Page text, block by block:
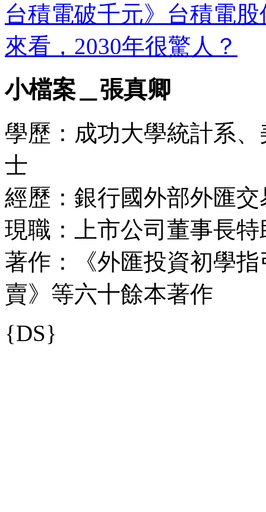
台積電破千元》台積電
來看，2030年很驚人？
小檔案＿張真卿
學歷：成功大學統計系
士
經歷：銀行國外部外匯
現職：上市公司董事長
著作：《外匯投資初學
賣》等六十餘本著作
{DS}